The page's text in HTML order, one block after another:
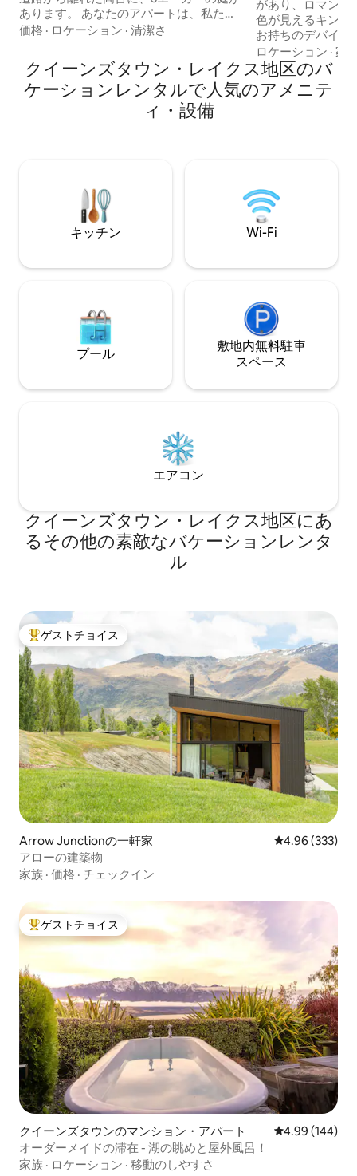
あります。 あなたのアパートは、私たち
の家に隣接していますが、専用の玄関が
ンプランキッチン、ラウンジ、ダイニン
グルームが新しく改装されました。 寝室
は2部屋あり、どちらにもシャワー付きの
バスルームがあります。1部屋にはキング
サイズのベッドが1台、もう1部屋にはキ
眺めましょう。
価格 · ロケーション · 清潔さ
があり、ロマンチ
色が見えるキング
お持ちのデバイ
ロジェクター、
に建てられた、ラ
抜かれた建築的な
ダウンタウンまで
ントリーの必需品
機とタイル張りの
設計されています
ロケーション ·家
クイーンズタウン・レイクス地区のバ
ケーションレンタルで人気のアメニテ
ィ・設備
キッチン Wi-Fi
プール
敷地内無料駐⁠車
ス⁠ペ⁠ー⁠ス
エアコン
クイーンズタウン・レイクス地区にあ
るその他の素敵なバケーションレンタ
ル
大好評のゲストチョイスです。
ゲストチョイス
Arrow Junctionの一軒家 レビュー333
4.96 (333)
アローの建築物
家族 · 価格 · チェックイン
大好評のゲストチョイスです。
ゲストチョイス
クイーンズタウンのマンション・アパート レビュー144
4.99 (144)
オーダーメイドの滞在 - 湖の眺めと屋外風呂！
家族 · ロケーション · 移動のしやすさ